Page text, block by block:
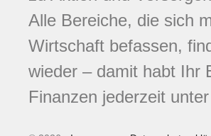
Alle Bereiche, die sich
Wirtschaft befassen,
wieder – damit habt Ihr
Finanzen jederzeit